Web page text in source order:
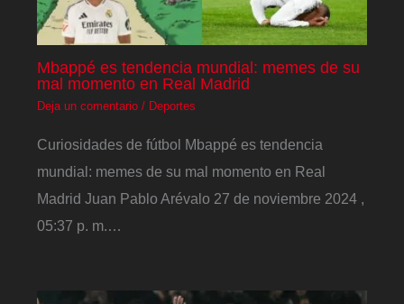
Mbappé es tendencia mundial: memes de su
mal momento en Real Madrid
Deja un comentario / Deportes
Curiosidades de fútbol Mbappé es tendencia
mundial: memes de su mal momento en Real
Madrid Juan Pablo Arévalo 27 de noviembre 2024 ,
05:37 p. m.…